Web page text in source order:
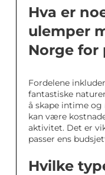
Hva er
ulemper
Norge for
Fordelene
fantastiske
å skape intime
kan være
aktivitet. Det er
passer ens
Hvilke